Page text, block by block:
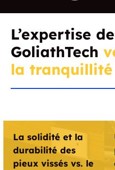
L’expertise de
GoliathTech
la tranquillité
La solidité et la
durabilité des
pieux vissés vs. le